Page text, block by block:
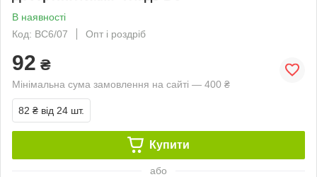
В наявності
Код: BC6/07
Опт і роздріб
92 ₴
Мінімальна сума замовлення на сайті — 400 ₴
82 ₴ від 24 шт.
Купити
або